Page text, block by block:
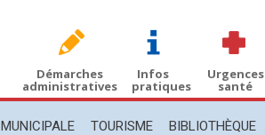
Démarches
administratives
Infos
pratiques
Urgences
santé
TOURISME BIBLIOTHÈQUE
TOURISME BIBLIOTHÈQUE